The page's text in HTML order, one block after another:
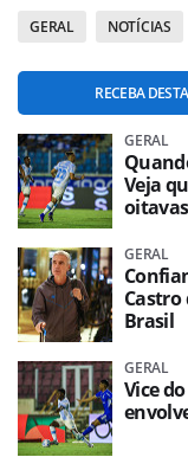
GERAL NOTÍCIAS
RECEBA
GERAL
Veja
oitavas
GERAL
Castro
Brasil
GERAL
Vice